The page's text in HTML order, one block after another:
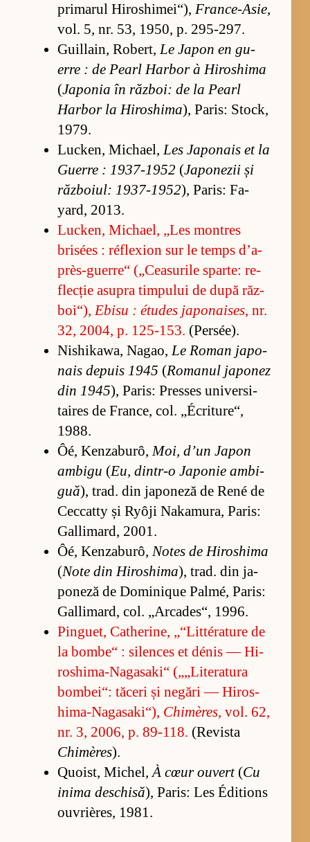
pri­ma­rul Hi­ros­hi­mei­“), France-Asie,
vol. 5, nr. 53, 1950, p. 295-297.
Gu­il­lain, Ro­bert,Le Ja­pon en gu­
erre : de Pe­arl Har­bor à Hi­ros­hima
(Ja­po­nia în răz­boi: de la Pe­arl
Har­bor la Hi­ros­hima), Pa­ris: Sto­ck,
1979.
Luc­ken, Mi­cha­el,Les Ja­po­nais et la
Gu­erre : 1937-1952 (Ja­po­ne­zii și
răz­bo­i­ul: 1937-1952), Pa­ris: Fa­
yard, 2013.
Luc­ken, Mi­cha­el, „Les montres
brisées : réfle­xion sur le temps d’a­
près-gu­er­re“ („Cea­su­rile spar­te: re­
flec­ție asu­pra tim­pu­lui de după răz­
bo­i“),Ebisu : étu­des ja­po­nai­ses, nr.
32, 2004, p. 125-153. (Per­sée).
Nis­hi­ka­wa, Na­gao,Le Ro­man ja­po­
nais de­puis 1945 (Ro­ma­nul ja­po­nez
din 1945), Pa­ris: Pres­ses uni­ver­si­
tai­res de Fran­ce, col. „Écri­tu­re“,
1988.
Ôé, Ken­za­bu­rô,Moi, d’un Ja­pon
am­bigu (Eu, din­tr-o Ja­po­nie am­bi­
guă), trad. din ja­po­neză de René de
Cec­catty și Ryôji Na­ka­mu­ra, Pa­ris:
Gal­li­mard, 2001.
Ôé, Ken­za­bu­rô, No­tes de Hi­ros­hima
(Note din Hi­ros­hima), trad. din ja­
po­neză de Do­mi­ni­que Pal­mé, Pa­ris:
Gal­li­mard, col. „Ar­ca­des“, 1996.
Pin­gu­et, Cathe­ri­ne, „“Lit­téra­ture de
la bom­be“ : si­len­ces et dé­nis — Hi­
ros­hi­ma-Na­ga­sa­ki“ („„Li­te­ra­tura
bom­bei“: tă­ceri și ne­gări — Hi­ros­
hi­ma-Na­ga­sa­ki“), Chimères, vol. 62,
nr. 3, 2006, p. 89-118. (Re­vista
Chimères).
Qu­o­ist, Mi­chel,À cœur ou­vert(Cu
inima des­chisă), Pa­ris: Les Édi­tions
ou­vri­ères, 1981.